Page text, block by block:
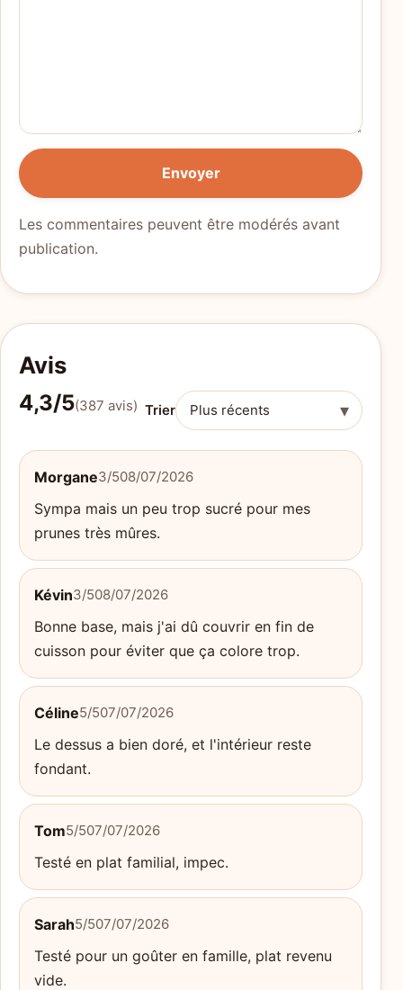
Envoyer
Les commentaires peuvent être modérés avant
publication.
Avis
4,3/5(387 avis) Trier ▾
Morgane3/508/07/2026
Sympa mais un peu trop sucré pour mes
prunes très mûres.
Kévin3/508/07/2026
Bonne base, mais j'ai dû couvrir en fin de
cuisson pour éviter que ça colore trop.
Céline5/507/07/2026
Le dessus a bien doré, et l'intérieur reste
fondant.
Tom5/507/07/2026
Testé en plat familial, impec.
Sarah5/507/07/2026
Testé pour un goûter en famille, plat revenu
vide.